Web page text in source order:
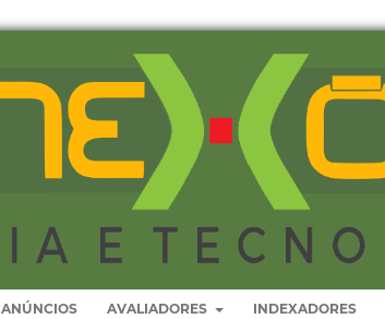
ANÚNCIOS AVALIADORES INDEXADORES